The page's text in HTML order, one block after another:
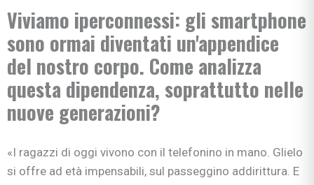
Viviamo iperconnessi: gli smartphone
sono ormai diventati un'appendice
del nostro corpo. Come analizza
questa dipendenza, soprattutto nelle
nuove generazioni?
«I ragazzi di oggi vivono con il telefonino in mano. Glielo
si offre ad età impensabili, sul passeggino addirittura. E